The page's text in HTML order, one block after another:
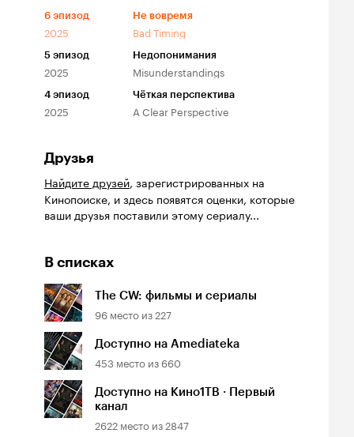
Кинопоиска
Под куполом
6 эпизод
2025
Не вовремя
Bad Timing
5 эпизод
2025
Недопонимания
Misunderstandings
4 эпизод
2025
Чёткая перспектива
A Clear Perspective
Друзья
Найдите друзей, зарегистрированных на
Кинопоиске, и здесь появятся оценки, которые
ваши друзья поставили этому сериалу...
В списках
The CW: фильмы и сериалы
96 место из227
Доступно на Amediateka
453 место из 660
Доступно на Кино1ТВ · Первый
канал
2622 место из2847